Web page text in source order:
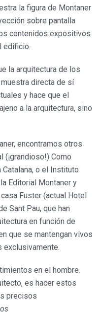
la figura de Montaner
sobre pantalla
contenidos expositivos
edificio.
la arquitectura de los
directa de sí
y hace que el
a la arquitectura, sino
encontramos otros
(¡grandioso!) Como
o el Instituto
Editorial Montaner y
Fuster (actual Hotel
Sant Pau, que han
en función de
que se mantengan vivos
exclusivamente.
en el hombre.
es hacer estos
precisos